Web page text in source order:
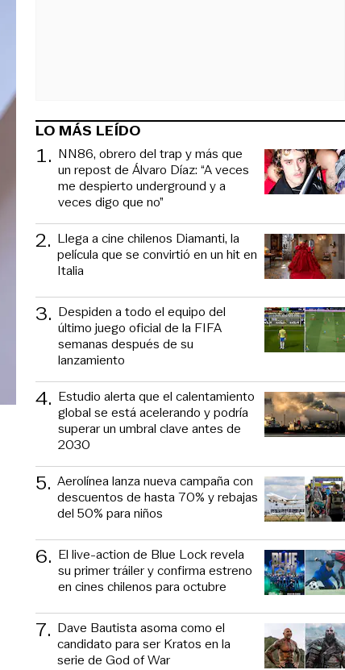
LO MÁS LEÍDO
1. NN86, obrero del trap y más que
un repost de Álvaro Díaz: “A veces
me despierto underground y a
veces digo que no”
2. Llega a cine chilenos Diamanti, la
película que se convirtió en un hit en
Italia
3. Despiden a todo el equipo del
último juego oficial de la FIFA
semanas después de su
lanzamiento
4. Estudio alerta que el calentamiento
global se está acelerando y podría
superar un umbral clave antes de
2030
5. Aerolínea lanza nueva campaña con
descuentos de hasta 70% y rebajas
del 50% para niños
6. El live-action de Blue Lock revela
su primer tráiler y confirma estreno
en cines chilenos para octubre
7. Dave Bautista asoma como el
candidato para ser Kratos en la
serie de God of War